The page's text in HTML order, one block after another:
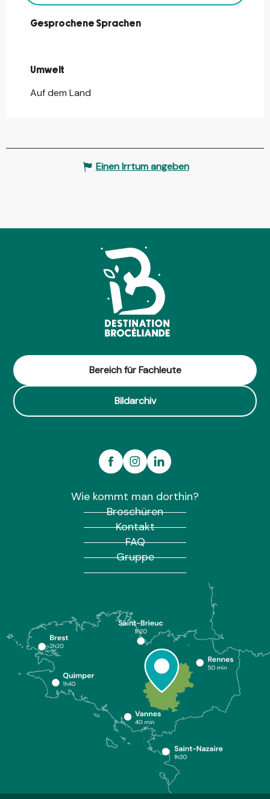
Gesprochene Sprachen
Gesprochene Sprachen
Umwelt
Umwelt
Auf dem Land
Einen Irrtum angeben
Bereich für Fachleute
Bildarchiv
Wie kommt man dorthin?
Broschüren
Kontakt
FAQ
Gruppe